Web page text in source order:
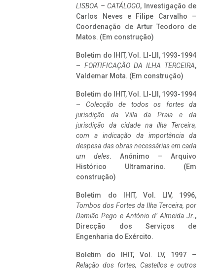
LISBOA – CATÁLOGO, Investigação de
Carlos Neves e Filipe Carvalho –
Coordenação de Artur Teodoro de
Matos. (Em construção)
Boletim do IHIT, Vol. LI-LII, 1993-1994
– FORTIFICAÇÃO DA ILHA TERCEIRA,
Valdemar Mota. (Em construção)
Boletim do IHIT, Vol. LI-LII, 1993-1994
– Colecção de todos os fortes da
jurisdição da Villa da Praia e da
jurisdição da cidade na ilha Terceira,
com a indicação da importância da
despesa das obras necessárias em cada
um deles. Anónimo – Arquivo
Histórico Ultramarino. (Em
construção)
Boletim do IHIT, Vol. LIV, 1996,
Tombos dos Fortes da Ilha Terceira, por
Damião Pego e António d’ Almeida Jr.,
Direcção dos Serviços de
Engenharia do Exército.
Boletim do IHIT, Vol. LV, 1997 –
Relação dos fortes, Castellos e outros